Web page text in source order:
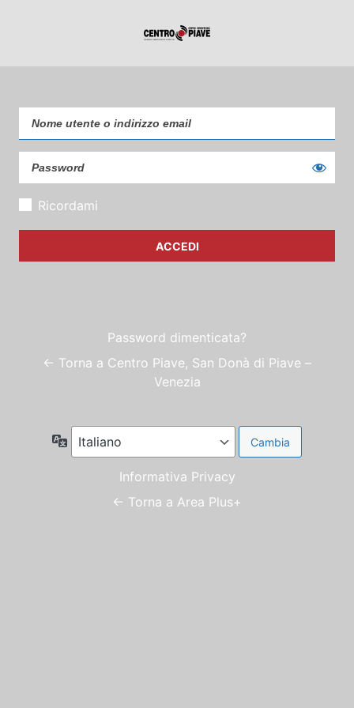
Ricordami
Password dimenticata?
← Torna a Centro Piave, San Donà di Piave –
Venezia
Lingua
Informativa Privacy
← Torna a Area Plus+